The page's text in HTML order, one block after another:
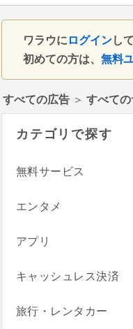
ワラウに ログインし
初めての方は、 無料
すべての広告 ＞ すべて
カテゴリで探す
無料サービス
エンタメ
アプリ
キャッシュレス決済
旅行・レンタカー